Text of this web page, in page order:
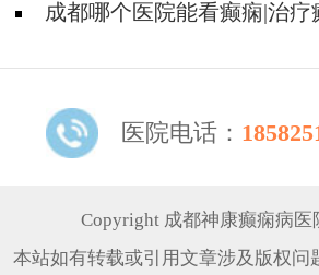
是什么?
成都哪个医院能看癫痫|治疗
医院电话：
Copyright 成都神康癫痫病医
本站如有转载或引用文章涉及版权问